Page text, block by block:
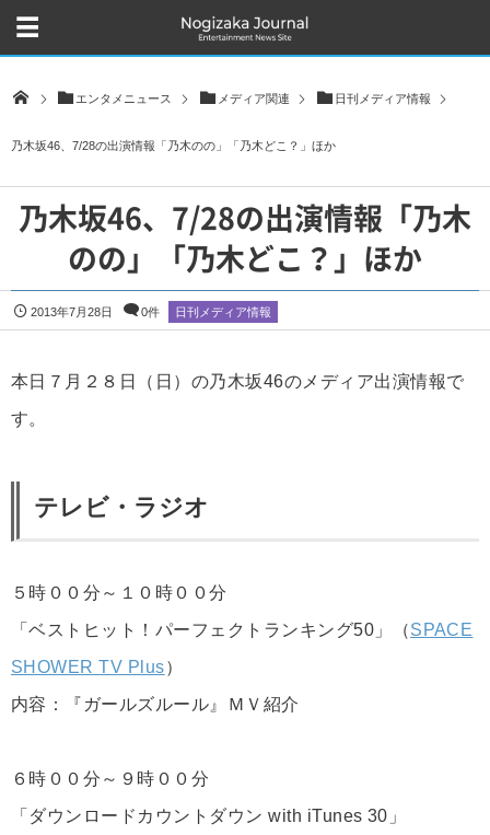
エンタメニュース メディア関連 日刊メディア情報
乃木坂46、7/28の出演情報「乃木のの」「乃木どこ？」ほか
乃木坂46、7/28の出演情報「乃木
のの」「乃木どこ？」ほか
2013年7月28日 0件 日刊メディア情報
本日７月２８日（日）の乃木坂46のメディア出演情報で
す。
テレビ・ラジオ
５時００分～１０時００分
「ベストヒット！パーフェクトランキング50」（SPACE
SHOWER TV Plus）
内容：『ガールズルール』ＭＶ紹介
６時００分～９時００分
「ダウンロードカウントダウン with iTunes 30」